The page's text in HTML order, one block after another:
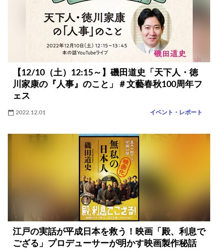
【12/10（土）12:15～】磯田道史「天下人・徳
川家康の『人事』のこと」＃文藝春秋100周年フ
ェス
2022.12.01 イベント・レポート
江戸の実話が平成日本を救う！映画「殿、利息で
ござる」プロデューサーが明かす映画製作秘話